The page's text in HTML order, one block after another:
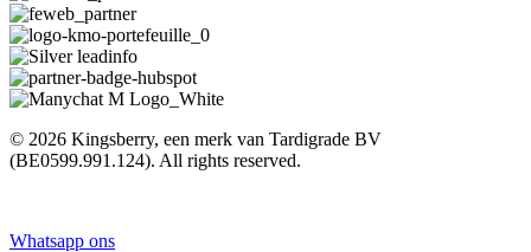
© 2026 Kingsberry, een merk van Tardigrade BV
(BE0599.991.124). All rights reserved.
Whatsapp ons